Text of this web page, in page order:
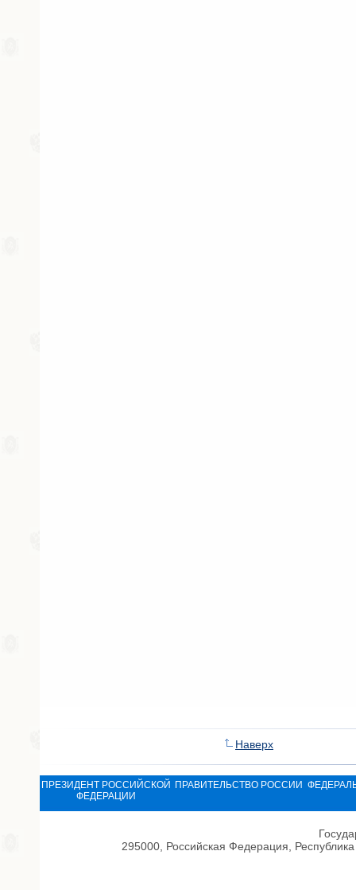
Наверх
ПРЕЗИДЕНТ РОССИЙСКОЙ
ФЕДЕРАЦИИ
ПРАВИТЕЛЬСТВО РОССИИ
295000, Российская Федерация,